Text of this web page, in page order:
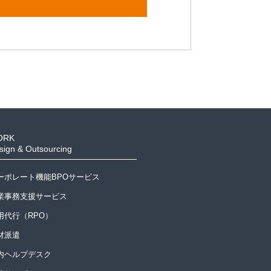
& Outsourcing
ポレート機能BPOサービス
事務支援サービス
代行（RPO）
派遣
ヘルプデスク